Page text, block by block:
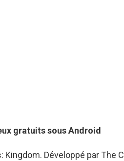
gratuits sousAndroid
Kingdom. Développé par The